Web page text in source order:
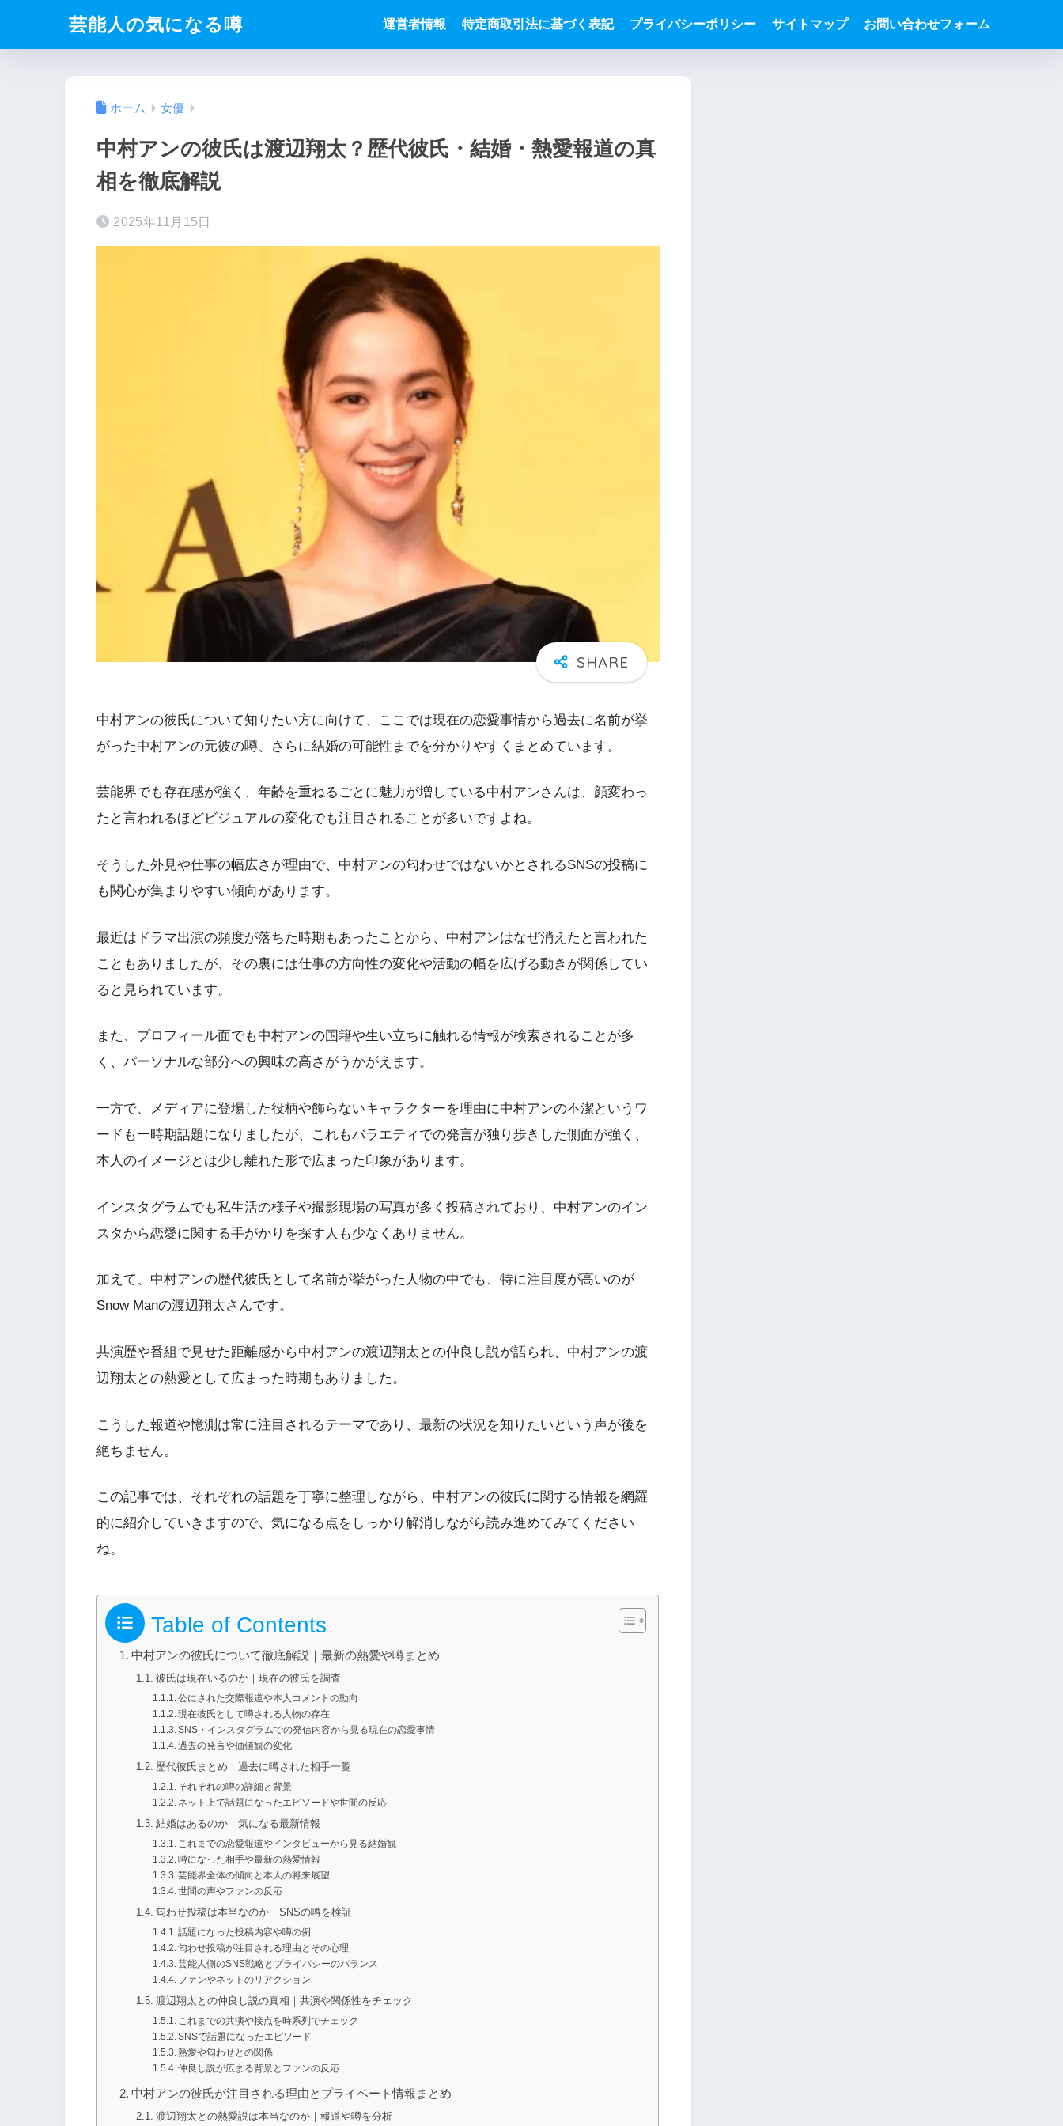
芸能人の気になる噂 運営者情報 特定商取引法に基づく表記 プライバシーポリシー サイトマップ お問い合わせフォーム
ホーム 女優
中村アンの彼氏は渡辺翔太？歴代彼氏・結婚・熱愛報道の真
相を徹底解説
2025年11月15日
中村アンの彼氏について知りたい方に向けて、ここでは現在の恋愛事情から過去に名前が挙
がった中村アンの元彼の噂、さらに結婚の可能性までを分かりやすくまとめています。
芸能界でも存在感が強く、年齢を重ねるごとに魅力が増している中村アンさんは、顔変わっ
たと言われるほどビジュアルの変化でも注目されることが多いですよね。
そうした外見や仕事の幅広さが理由で、中村アンの匂わせではないかとされるSNSの投稿に
も関心が集まりやすい傾向があります。
最近はドラマ出演の頻度が落ちた時期もあったことから、中村アンはなぜ消えたと言われた
こともありましたが、その裏には仕事の方向性の変化や活動の幅を広げる動きが関係してい
ると見られています。
また、プロフィール面でも中村アンの国籍や生い立ちに触れる情報が検索されることが多
く、パーソナルな部分への興味の高さがうかがえます。
一方で、メディアに登場した役柄や飾らないキャラクターを理由に中村アンの不潔というワ
ードも一時期話題になりましたが、これもバラエティでの発言が独り歩きした側面が強く、
本人のイメージとは少し離れた形で広まった印象があります。
インスタグラムでも私生活の様子や撮影現場の写真が多く投稿されており、中村アンのイン
スタから恋愛に関する手がかりを探す人も少なくありません。
加えて、中村アンの歴代彼氏として名前が挙がった人物の中でも、特に注目度が高いのが
Snow Manの渡辺翔太さんです。
共演歴や番組で見せた距離感から中村アンの渡辺翔太との仲良し説が語られ、中村アンの渡
辺翔太との熱愛として広まった時期もありました。
こうした報道や憶測は常に注目されるテーマであり、最新の状況を知りたいという声が後を
絶ちません。
この記事では、それぞれの話題を丁寧に整理しながら、中村アンの彼氏に関する情報を網羅
的に紹介していきますので、気になる点をしっかり解消しながら読み進めてみてください
ね。
Table of Contents
中村アンの彼氏について徹底解説｜最新の熱愛や噂まとめ
彼氏は現在いるのか｜現在の彼氏を調査
公にされた交際報道や本人コメントの動向
現在彼氏として噂される人物の存在
SNS・インスタグラムでの発信内容から見る現在の恋愛事情
過去の発言や価値観の変化
歴代彼氏まとめ｜過去に噂された相手一覧
それぞれの噂の詳細と背景
ネット上で話題になったエピソードや世間の反応
結婚はあるのか｜気になる最新情報
これまでの恋愛報道やインタビューから見る結婚観
噂になった相手や最新の熱愛情報
芸能界全体の傾向と本人の将来展望
世間の声やファンの反応
匂わせ投稿は本当なのか｜SNSの噂を検証
話題になった投稿内容や噂の例
匂わせ投稿が注目される理由とその心理
芸能人側のSNS戦略とプライバシーのバランス
ファンやネットのリアクション
渡辺翔太との仲良し説の真相｜共演や関係性をチェック
これまでの共演や接点を時系列でチェック
SNSで話題になったエピソード
熱愛や匂わせとの関係
仲良し説が広まる背景とファンの反応
中村アンの彼氏が注目される理由とプライベート情報まとめ
渡辺翔太との熱愛説は本当なのか｜報道や噂を分析